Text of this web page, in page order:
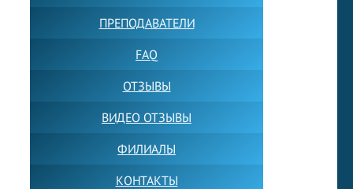
ПРЕПОДАВАТЕЛИ
FAQ
ОТЗЫВЫ
ВИДЕО ОТЗЫВЫ
ФИЛИАЛЫ
КОНТАКТЫ